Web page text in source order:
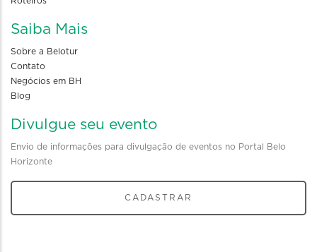
Saiba Mais
Sobre a Belotur
Contato
Negócios em BH
Blog
Divulgue seu evento
Envio de informações para divulgação de eventos no Portal Belo
Horizonte
CADASTRAR